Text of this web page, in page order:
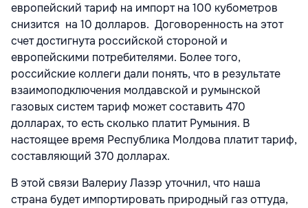
европейский тариф на импорт на 100 кубометров
снизится на 10 долларов. Договоренность на этот
счет достигнута российской стороной и
европейскими потребителями. Более того,
российские коллеги дали понять, что в результате
взаимоподключения молдавской и румынской
газовых систем тариф может составить 470
долларax, то есть сколько платит Румыния. В
настоящее время Республика Молдова платит тариф,
составляющий 370 долларax.
В этой связи Валериу Лазэр уточнил, что наша
страна будет импортировать природный газ оттуда,